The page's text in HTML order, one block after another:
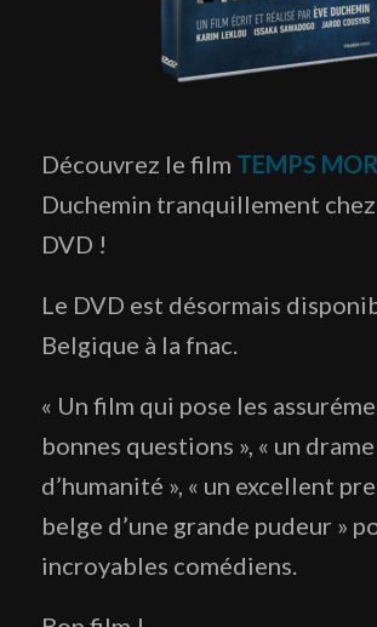
Découvrez le film TEMPS
Duchemin tranquillement
DVD !
Le DVD est désormais
Belgique à la fnac.
« Un film qui pose les
bonnes questions », « un
d’humanité », « un excellent
belge d’une grande pudeur »
incroyables comédiens.